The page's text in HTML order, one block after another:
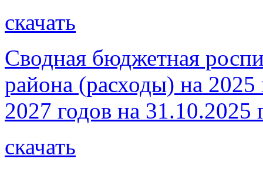
скачать
Сводная бюджетная
района (расходы) на
2027 годов на 31.10.2025
скачать